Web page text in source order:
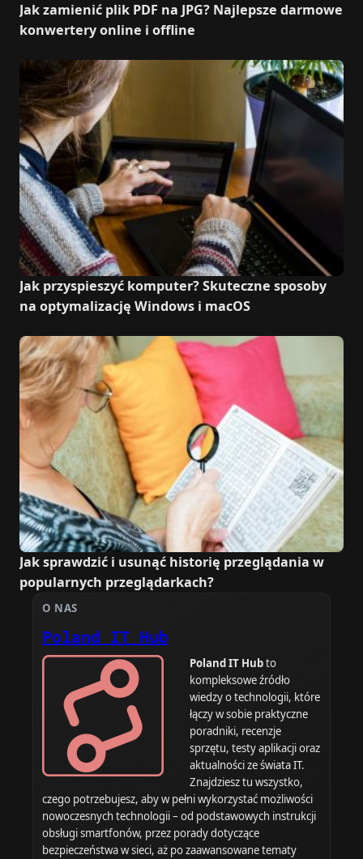
Jak zamienić plik PDF na JPG? Najlepsze darmowe
konwertery online i offline
Jak przyspieszyć komputer? Skuteczne sposoby
na optymalizację Windows i macOS
Jak sprawdzić i usunąć historię przeglądania w
popularnych przeglądarkach?
O NAS
Poland IT Hub
Poland IT Hubto
kompleksowe źródło
wiedzy o technologii, które
łączy w sobie praktyczne
poradniki, recenzje
sprzętu, testy aplikacji oraz
aktualności ze świata IT.
Znajdziesz tu wszystko,
czego potrzebujesz, aby w pełni wykorzystać możliwości
nowoczesnych technologii – od podstawowych instrukcji
obsługi smartfonów, przez porady dotyczące
bezpieczeństwa w sieci, aż po zaawansowane tematy